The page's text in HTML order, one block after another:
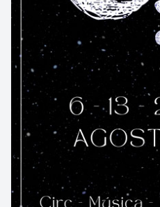
senzilles manté la
de finestrals oberts al
corresponen amb
baixa, d’arc rebaixat fet
la pedra sense treballar
trams dels seus murs
Celler de Cal Roigés
construccions (una rajola
en un determinat
corrent modernista a les